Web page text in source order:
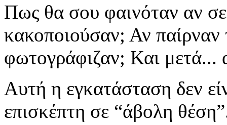
Πως θα σου φαινόταν αν
κακοποιούσαν; Αν
φωτογράφιζαν; Και μετά...
Αυτή η εγκατάσταση δεν
επισκέπτη σε “άβολη